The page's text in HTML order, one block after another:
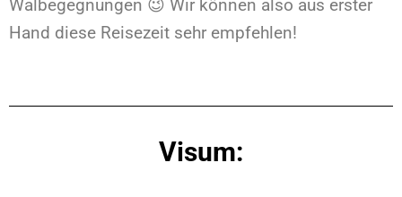
Walbegegnungen 😉 Wir können also aus erster
Hand diese Reisezeit sehr empfehlen!
Visum: